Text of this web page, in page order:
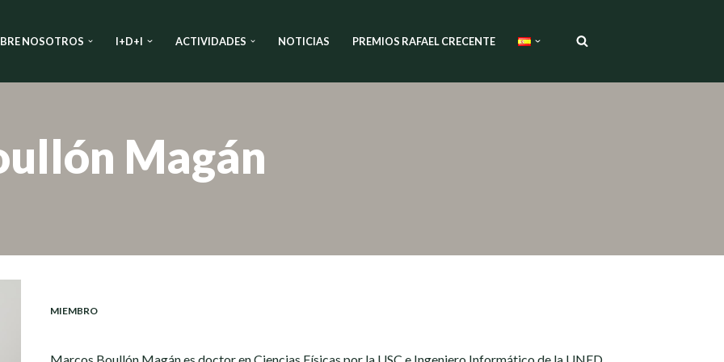
NOSOTROS I+D+I ACTIVIDADES NOTICIAS PREMIOS RAFAEL CRECENTE
Magán
MIEMBRO
Marcos Boullón Magán es doctor en Ciencias Físicas por la USC e Ingeniero Informático de la UNED.